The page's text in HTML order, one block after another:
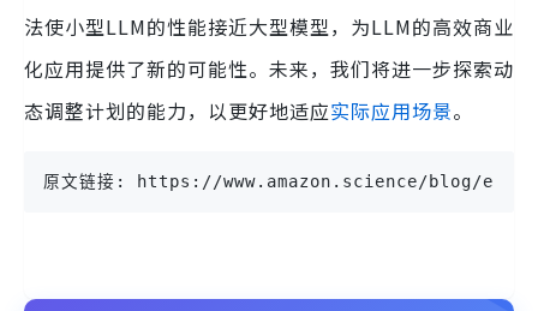
法使小型LLM的性能接近大型模型，为LLM的高效商业
化应用提供了新的可能性。未来，我们将进一步探索动
态调整计划的能力，以更好地适应实际应用场景。
原文链接: https://www.amazon.science/blog/